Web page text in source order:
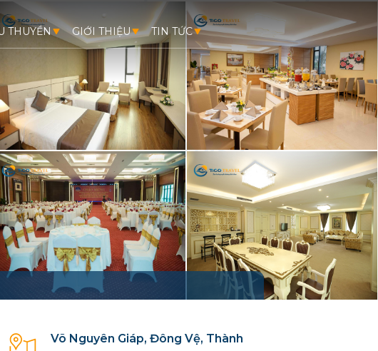
THUYỀN GIỚI THIỆU TIN TỨC
Võ Nguyên Giáp, Đông Vệ, Thành